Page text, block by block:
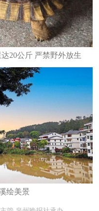
20公斤 严禁野外放生
绘美景